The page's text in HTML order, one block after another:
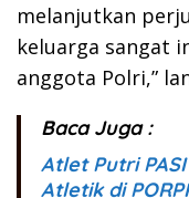
melanjutkan
keluarga sangat
anggota Polri,”
Baca Juga :
Atlet Putri
Atletik di